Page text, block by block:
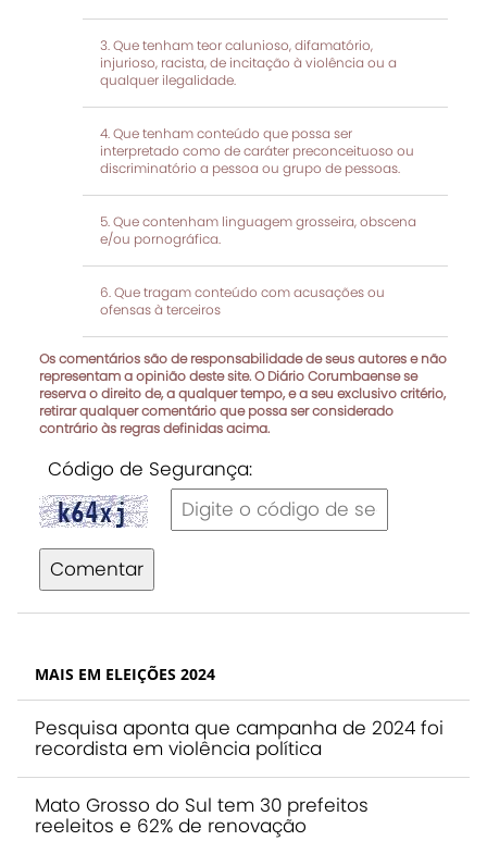
Que tenham teor calunioso, difamatório,
injurioso, racista, de incitação à violência ou a
qualquer ilegalidade.
Que tenham conteúdo que possa ser
interpretado como de caráter preconceituoso ou
discriminatório a pessoa ou grupo de pessoas.
Que contenham linguagem grosseira, obscena
e/ou pornográfica.
Que tragam conteúdo com acusações ou
ofensas à terceiros
Os comentários são de responsabilidade de seus autores e não
representam a opinião deste site. O Diário Corumbaense se
reserva o direito de, a qualquer tempo, e a seu exclusivo critério,
retirar qualquer comentário que possa ser considerado
contrário às regras definidas acima.
Código de Segurança:
Comentar
MAIS EM ELEIÇÕES 2024
Pesquisa aponta que campanha de 2024 foi
recordista em violência política
Mato Grosso do Sul tem 30 prefeitos
reeleitos e 62% de renovação